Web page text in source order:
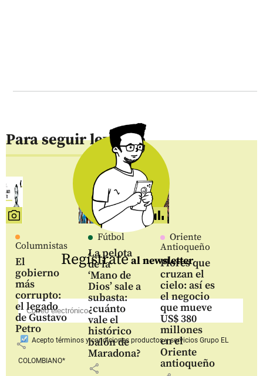
Para seguir leyendo
Columnistas
El
gobierno
más
corrupto:
el legado
de Gustavo
Petro
share
Fútbol
La pelota
de la
‘Mano de
Dios’ sale a
subasta:
¿cuánto
vale el
histórico
balón de
Maradona?
share
Oriente
Antioqueño
Flores que
cruzan el
cielo: así es
el negocio
que mueve
US$ 380
millones
en el
Oriente
antioqueño
Regístrateal newsletter
Aceptotérminos y condiciones productos y serviciosGrupo EL
COLOMBIANO*